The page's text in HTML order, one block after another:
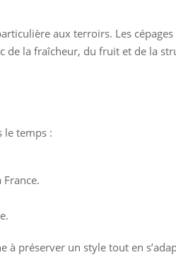
aux terroirs. Les
la fraîcheur, du fruit et de la
le temps :
à préserver un style tout en